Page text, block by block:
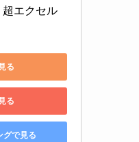
超エクセル
る
る
グで見る